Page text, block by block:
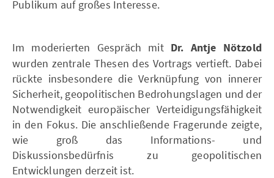
Publikum auf großes Interesse.
Im moderierten Gespräch mit Dr. Antje Nötzold
wurden zentrale Thesen des Vortrags vertieft. Dabei
rückte insbesondere die Verknüpfung von innerer
Sicherheit, geopolitischen Bedrohungslagen und der
Notwendigkeit europäischer Verteidigungsfähigkeit
in den Fokus. Die anschließende Fragerunde zeigte,
wie groß das Informations- und
Diskussionsbedürfnis zu geopolitischen
Entwicklungen derzeit ist.